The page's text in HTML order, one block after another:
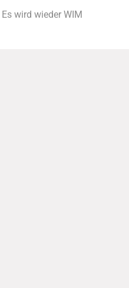
Es wird wieder WIM